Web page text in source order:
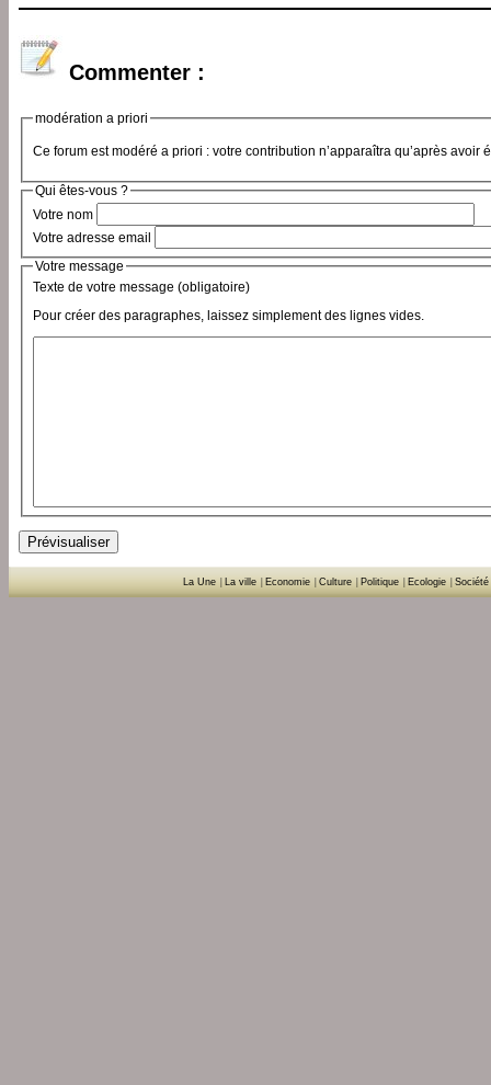
Commenter :
modération a priori
Ce forum est modéré a priori : votre contribution n’apparaîtra qu’après avoir
Qui êtes-vous ?
Votre nom
Votre adresse email
Votre message
Texte de votre message (obligatoire)
Pour créer des paragraphes, laissez simplement des lignes vides.
La Une La ville Economie Culture Politique Ecologie Société